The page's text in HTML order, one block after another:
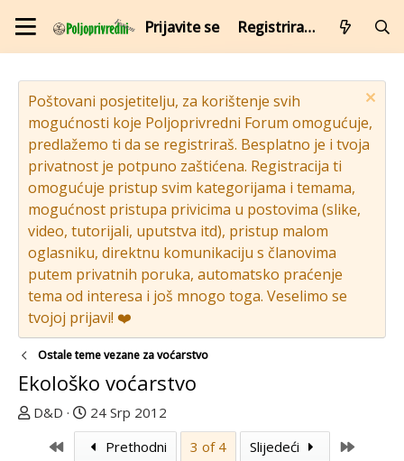
Prijavite se Registrirajte se
Poštovani posjetitelju, za korištenje svih
mogućnosti koje Poljoprivredni Forum omogućuje,
predlažemo ti da se registriraš. Besplatno je i tvoja
privatnost je potpuno zaštićena. Registracija ti
omogućuje pristup svim kategorijama i temama,
mogućnost pristupa privicima u postovima (slike,
video, tutorijali, uputstva itd), pristup malom
oglasniku, direktnu komunikaciju s članovima
putem privatnih poruka, automatsko praćenje
tema od interesa i još mnogo toga. Veselimo se
tvojoj prijavi! ❤️
Ostale teme vezane za voćarstvo
Ekološko voćarstvo
T
D&D
D
a
t
24 Srp 2012
First
Prethodni 3 of 4 Slijedeći